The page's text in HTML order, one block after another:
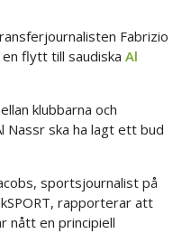
Fabrizio
flytt till saudiska Al
klubbarna och
Nassr ska ha lagt ett bud
sportsjournalist på
rapporterar att
nått en principiell